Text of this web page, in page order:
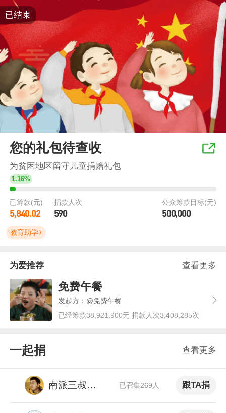
已结束
您的礼包待查收
为贫困地区留守儿童捐赠礼包
1.16%
已筹款(元)
5,840.02
捐款人次
590
公众筹款目标(元)
500,000
教育助学
查看更多
为爱推荐
免费午餐
发起方：@免费午餐
已经筹款38,921,900元 捐款人次3,408,285次
查看更多
一起捐
南派三叔官方后援会 已召集269人 跟TA捐